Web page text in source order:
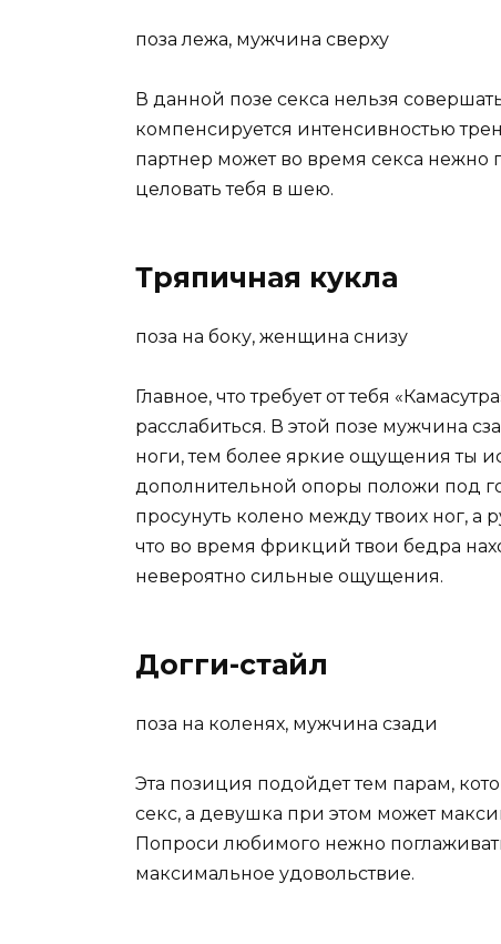
поза лежа, мужчина сверху
В данной позе секса нельзя
компенсируется интенсивностью
партнер может во время секса нежно
целовать тебя в шею.
Тряпичная кукла
поза на боку, женщина снизу
Главное, что требует от тебя
расслабиться. В этой позе мужчина
ноги, тем более яркие ощущения ты
дополнительной опоры положи под
просунуть колено между твоих ног, а
что во время фрикций твои бедра
невероятно сильные ощущения.
Догги-стайл
поза на коленях, мужчина сзади
Эта позиция подойдет тем парам,
секс, а девушка при этом может
Попроси любимого нежно
максимальное удовольствие.